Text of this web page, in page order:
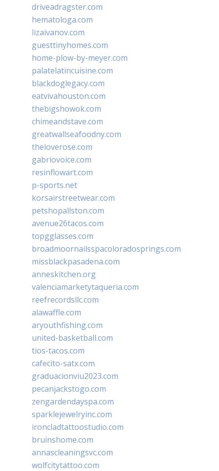
driveadragster.com
hematologa.com
lizaivanov.com
guesttinyhomes.com
home-plow-by-meyer.com
palatelatincuisine.com
blackdoglegacy.com
eatvivahouston.com
thebigshowok.com
chimeandstave.com
greatwallseafoodny.com
theloverose.com
gabriovoice.com
resinflowart.com
p-sports.net
korsairstreetwear.com
petshopallston.com
avenue26tacos.com
topgglasses.com
broadmoornailsspacoloradosprings.com
missblackpasadena.com
anneskitchen.org
valenciamarketytaqueria.com
reefrecordsllc.com
alawaffle.com
aryouthfishing.com
united-basketball.com
tios-tacos.com
cafecito-satx.com
graduacionviu2023.com
pecanjackstogo.com
zengardendayspa.com
sparklejewelryinc.com
ironcladtattoostudio.com
bruinshome.com
annascleaningsvc.com
wolfcitytattoo.com